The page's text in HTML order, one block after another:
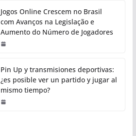
Jogos Online Crescem no Brasil
com Avanços na Legislação e
Aumento do Número de Jogadores
Pin Up y transmisiones deportivas:
¿es posible ver un partido y jugar al
mismo tiempo?